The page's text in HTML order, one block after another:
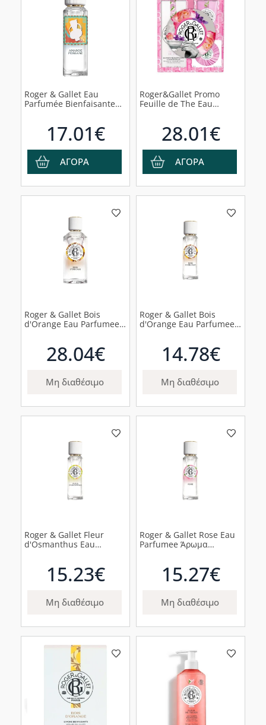
Roger & Gallet Eau
Parfumée Bienfaisante
17.01€
ΑΓΟΡΑ
Roger&Gallet Promo
Feuille de The Eau
Αφρόλουτρο, 50ml &
Δώρο Σαπούνι, 50gr
28.01€
ΑΓΟΡΑ
Roger & Gallet Bois
d'Orange Eau Parfumee
28.04€
Μη διαθέσιμο
Roger & Gallet Bois
d'Orange Eau Parfumee
14.78€
Μη διαθέσιμο
Roger & Gallet Fleur
d'Osmanthus Eau
Όσμανθου, 30ml
15.23€
Μη διαθέσιμο
Roger & Gallet Rose Eau
Parfumee Άρωμα
Δαμασκού, 30ml
15.27€
Μη διαθέσιμο